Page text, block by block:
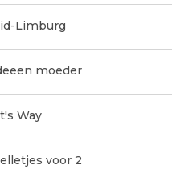
Limburg
moeder
Way
voor 2